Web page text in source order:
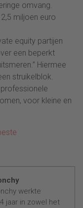
omvang.
miljoen euro
equity partijen
een beperkt
Hiermee
struikelblok.
voor kleine en
werkte
jaar in zowel het